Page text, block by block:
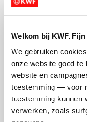
Welkom bij KWF.
We gebruiken
onze website goed te
website en
toestemming — voor
toestemming kunnen
verwerken, zoals